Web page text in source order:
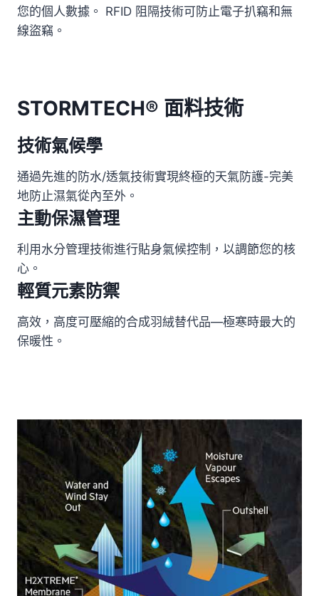
您的個人數據。 RFID 阻隔技術可防止電子扒竊和無
線盜竊。
STORMTECH® 面料技術
技術氣候學
通過先進的防水/透氣技術實現終極的天氣防護-完美
地防止濕氣從內至外。
主動保濕管理
利用水分管理技術進行貼身氣候控制，以調節您的核
心。
輕質元素防禦
高效，高度可壓縮的合成羽絨替代品—極寒時最大的
保暖性。